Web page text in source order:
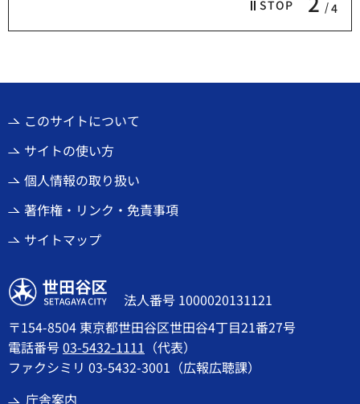
STOP 4
このサイトについて
サイトの使い方
個人情報の取り扱い
著作権・リンク・免責事項
サイトマップ
世田谷区
法人番号 1000020131121
〒154-8504 東京都世田谷区世田谷4丁目21番27号
電話番号03-5432-1111 （代表）
ファクシミリ 03-5432-3001（広報広聴課）
庁舎案内